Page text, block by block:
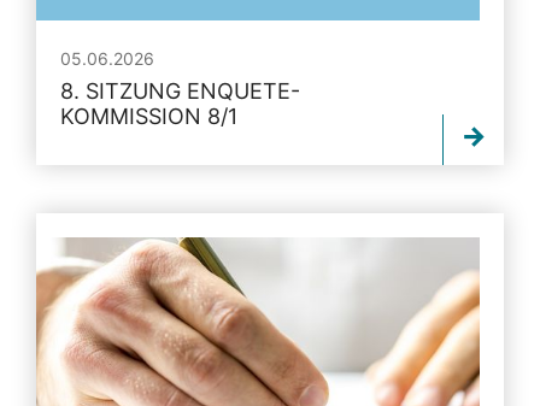
05.06.2026
8. SITZUNG ENQUETE-
KOMMISSION 8/1